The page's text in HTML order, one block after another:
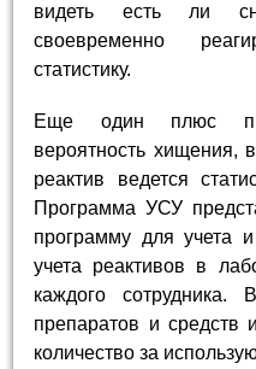
видеть есть ли
своевременно
статистику.
Еще один плюс
вероятность хищения,
реактив ведется
Программа УСУ
программу для учета
учета реактивов в
каждого
препаратов и средств
количество за